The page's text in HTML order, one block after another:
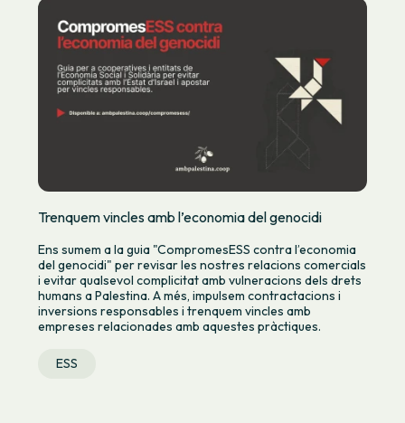
Trenquem vincles amb l’economia del genocidi
Ens sumem a la guia "CompromesESS contra l’economia
del genocidi" per revisar les nostres relacions comercials
i evitar qualsevol complicitat amb vulneracions dels drets
humans a Palestina. A més, impulsem contractacions i
inversions responsables i trenquem vincles amb
empreses relacionades amb aquestes pràctiques.
ESS